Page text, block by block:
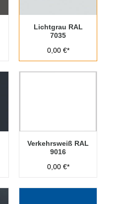
Lichtgrau RAL
7035
0,00 €*
Verkehrsweiß RAL
9016
0,00 €*